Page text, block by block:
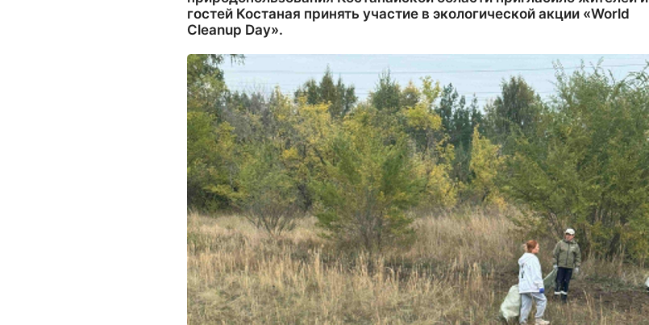
гостей Костаная принять участие в экологической акции «World
Cleanup Day».